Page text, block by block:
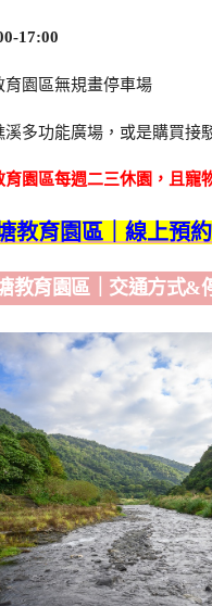
17:00
育園區無規畫停車場
溪多功能廣場，或是購買接
育園區每週二三休園，且寵
教育園區｜線上預約
教育園區｜交通方式&